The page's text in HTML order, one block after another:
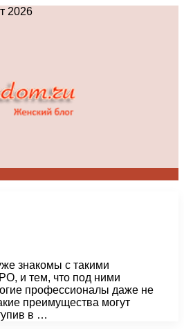
2026
знакомы с такими
и тем, что под ними
профессионалы даже не
преимущества могут
в …